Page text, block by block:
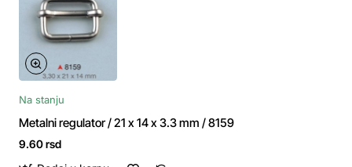
Na stanju
Metalni regulator / 21 x 14 x 3.3 mm / 8159
9.60 rsd